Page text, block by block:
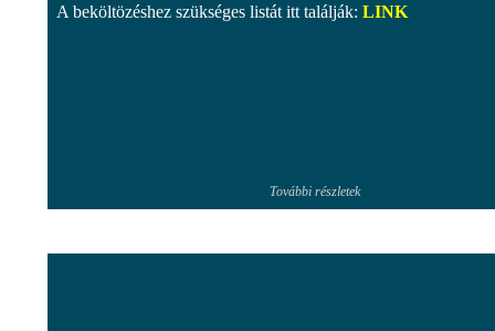
A beköltözéshez szükséges listát itt találják: LINK
További részletek